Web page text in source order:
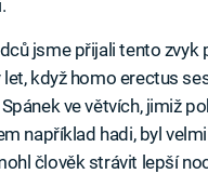
jsme přijali tento zvyk
když homo erectus
ve větvích, jimiž
například hadi, byl
člověk strávit lepší